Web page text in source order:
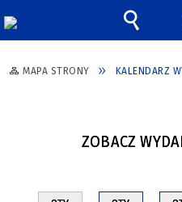
MAPA STRONY KALENDARZ
ZOBACZ